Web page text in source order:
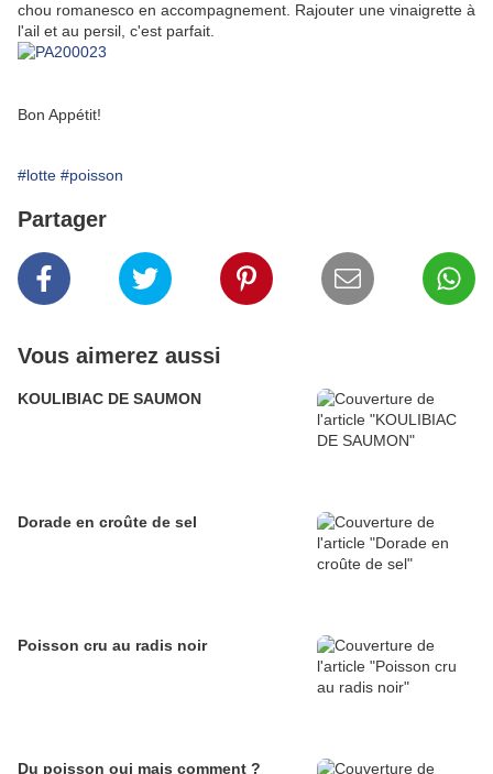
chou romanesco en accompagnement. Rajouter une vinaigrette à
l'ail et au persil, c'est parfait.
Bon Appétit!
#lotte #poisson
Partager
Vous aimerez aussi
KOULIBIAC DE SAUMON
Dorade en croûte de sel
Poisson cru au radis noir
Du poisson oui mais comment ?